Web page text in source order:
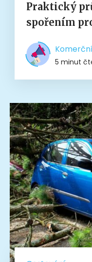
Praktický
spořením
5 minut